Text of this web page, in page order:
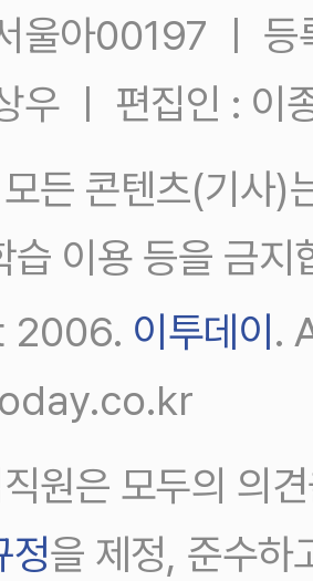
울아00197 ㅣ
우 ㅣ 편집인 : 이
든 콘텐츠(기사)
습 이용 등을 금지
2006. 이투데이.
원은 모두의 의
정을 제정, 준수하